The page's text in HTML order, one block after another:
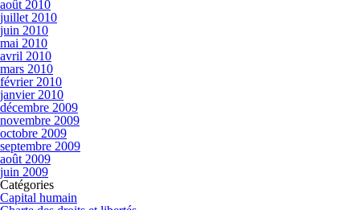
août 2010
juillet 2010
juin 2010
mai 2010
avril 2010
mars 2010
février 2010
janvier 2010
décembre 2009
novembre 2009
octobre 2009
septembre 2009
août 2009
juin 2009
Catégories
Capital humain